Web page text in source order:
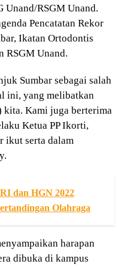
Unand/RSGM Unand.
Pencatatan Rekor
Ikatan Ortodontis
RSGM Unand.
Sumbar sebagai salah
ini, yang melibatkan
kita. Kami juga berterima
Ketua PP Ikorti,
ikut serta dalam
dan HGN 2022
Olahraga
harapan
dibuka di kampus